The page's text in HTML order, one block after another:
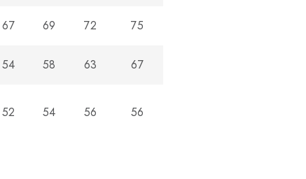
67 69 72 75
54 58 63 67
52 54 56 56